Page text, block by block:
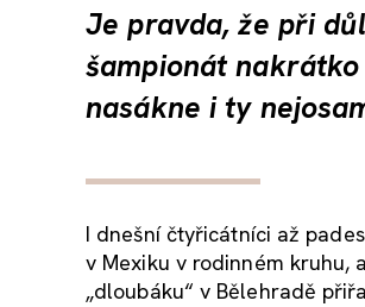
Je pravda, že při
šampionát
nasákne i ty
I dnešní čtyřicátníci až
v Mexiku v rodinném kruhu,
„dloubáku“ v Bělehradě